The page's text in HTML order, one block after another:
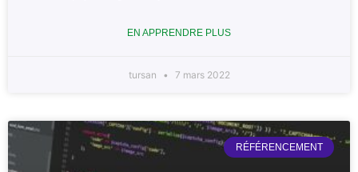
EN APPRENDRE PLUS
tursan 7 mars 2022
RÉFÉRENCEMENT